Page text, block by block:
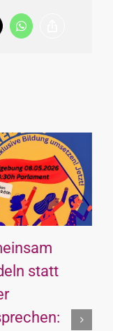
WhatsApp
statt